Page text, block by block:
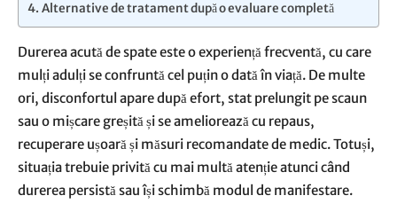
Alternative de tratament după o evaluare completă
Durerea acută de spate este o experiență frecventă, cu care
mulți adulți se confruntă cel puțin o dată în viață. De multe
ori, disconfortul apare după efort, stat prelungit pe scaun
sau o mișcare greșită și se ameliorează cu repaus,
recuperare ușoară și măsuri recomandate de medic. Totuși,
situația trebuie privită cu mai multă atenție atunci când
durerea persistă sau își schimbă modul de manifestare.